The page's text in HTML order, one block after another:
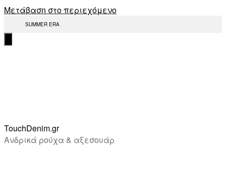
Μετάβαση στο περιεχόμενο
SUMMER ERA
TouchDenim.gr
Ανδρικά ρούχα & αξεσουάρ